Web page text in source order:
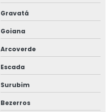
Gravatá
Goiana
Arcoverde
Escada
Surubim
Bezerros